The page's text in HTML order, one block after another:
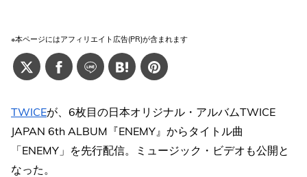
※本ページにはアフィリエイト広告(PR)が含まれます
TWICEが、6枚目の日本オリジナル・アルバムTWICE
JAPAN 6th ALBUM『ENEMY』からタイトル曲
「ENEMY」を先行配信。ミュージック・ビデオも公開と
なった。